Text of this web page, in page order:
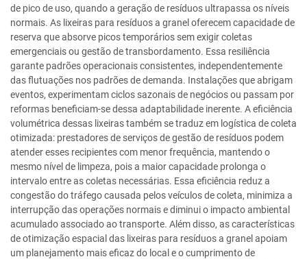
de pico de uso, quando a geração de resíduos ultrapassa os níveis
normais. As lixeiras para resíduos a granel oferecem capacidade de
reserva que absorve picos temporários sem exigir coletas
emergenciais ou gestão de transbordamento. Essa resiliência
garante padrões operacionais consistentes, independentemente
das flutuações nos padrões de demanda. Instalações que abrigam
eventos, experimentam ciclos sazonais de negócios ou passam por
reformas beneficiam-se dessa adaptabilidade inerente. A eficiência
volumétrica dessas lixeiras também se traduz em logística de coleta
otimizada: prestadores de serviços de gestão de resíduos podem
atender esses recipientes com menor frequência, mantendo o
mesmo nível de limpeza, pois a maior capacidade prolonga o
intervalo entre as coletas necessárias. Essa eficiência reduz a
congestão do tráfego causada pelos veículos de coleta, minimiza a
interrupção das operações normais e diminui o impacto ambiental
acumulado associado ao transporte. Além disso, as características
de otimização espacial das lixeiras para resíduos a granel apoiam
um planejamento mais eficaz do local e o cumprimento de